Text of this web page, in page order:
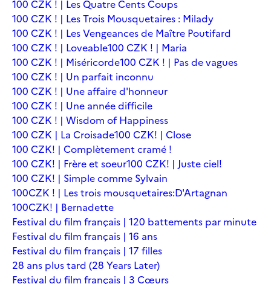
100 CZK ! | Les Quatre Cents Coups
100 CZK ! | Les Trois Mousquetaires : Milady
100 CZK ! | Les Vengeances de Maître Poutifard
100 CZK ! | Loveable100 CZK ! | Maria
100 CZK ! | Miséricorde100 CZK ! | Pas de vagues
100 CZK ! | Un parfait inconnu
100 CZK ! | Une affaire d'honneur
100 CZK ! | Une année difficile
100 CZK ! | Wisdom of Happiness
100 CZK | La Croisade100 CZK! | Close
100 CZK! | Complètement cramé !
100 CZK! | Frère et soeur100 CZK! | Juste ciel!
100 CZK! | Simple comme Sylvain
100CZK ! | Les trois mousquetaires:D'Artagnan
100CZK! | Bernadette
Festival du film français | 120 battements par minute
Festival du film français | 16 ans
Festival du film français | 17 filles
28 ans plus tard (28 Years Later)
Festival du film français | 3 Cœurs